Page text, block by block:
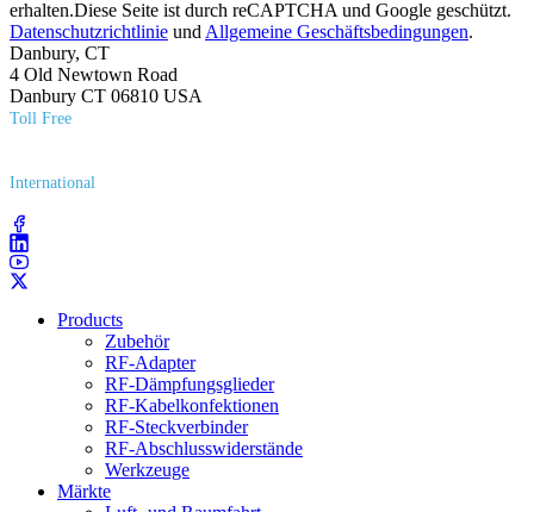
erhalten.Diese Seite ist durch reCAPTCHA und Google geschützt.
Datenschutzrichtlinie und Allgemeine Geschäftsbedingungen.
Danbury, CT
4 Old Newtown Road
Danbury CT 06810 USA
Toll Free
International
Products
Zubehör
RF-Adapter
RF-Dämpfungsglieder
RF-Kabelkonfektionen
RF-Steckverbinder
RF-Abschlusswiderstände
Werkzeuge
Märkte